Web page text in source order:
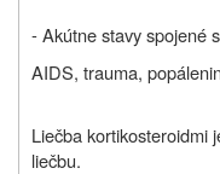
- Akútne stavy spojené
AIDS, trauma,
Liečba kortikosteroidmi
liečbu.